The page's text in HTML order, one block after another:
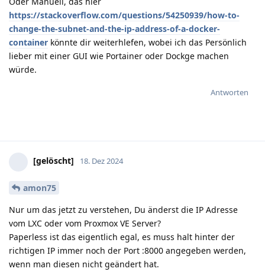
https://stackoverflow.com/questions/54250939/how-to-
change-the-subnet-and-the-ip-address-of-a-docker-
container könnte dir weiterhlefen, wobei ich das Persönlich
lieber mit einer GUI wie Portainer oder Dockge machen
würde.
Antworten
[gelöscht] 18. Dez 2024
amon75
Nur um das jetzt zu verstehen, Du änderst die IP Adresse
vom LXC oder vom Proxmox VE Server?
Paperless ist das eigentlich egal, es muss halt hinter der
richtigen IP immer noch der Port :8000 angegeben werden,
wenn man diesen nicht geändert hat.